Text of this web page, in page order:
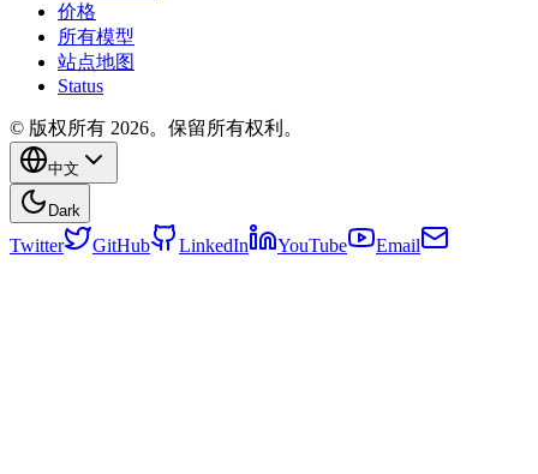
价格
所有模型
站点地图
Status
© 版权所有 2026。保留所有权利。
中文
Dark
Twitter GitHub LinkedIn YouTube Email